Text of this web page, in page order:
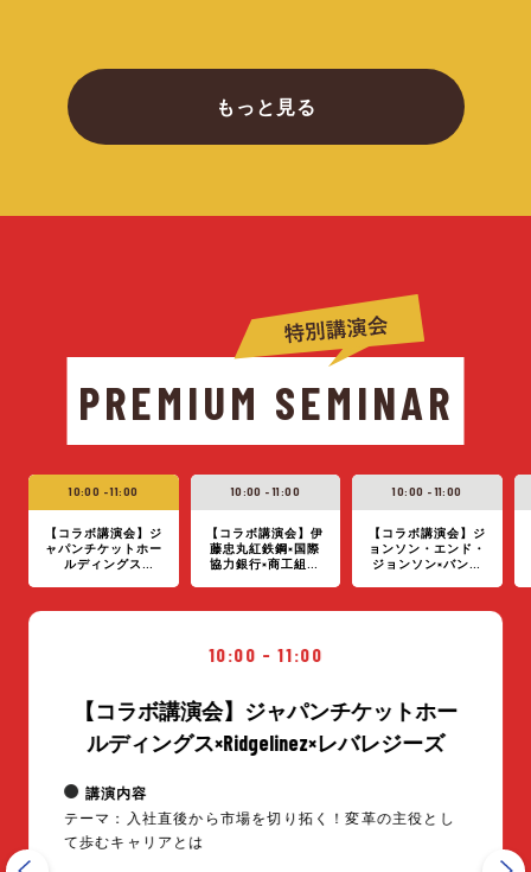
もっと見る
PREMIUM SEMINAR
10:00 - 11:00
【コラボ講演会】ジ
ャパンチケットホー
ルディングス
10:00 - 11:00
【コラボ講演会】伊
藤忠丸紅鉄鋼×国際
協力銀行×商工組合
10:00 - 11:00
【コラボ講演会】ジ
ョンソン・エンド・
ジョンソン×バンダ
イントグループ
10:00 - 11:00
【コラボ講演会】ジャパンチケットホー
ルディングス×Ridgelinez×レバレジーズ
講演内容
テーマ：入社直後から市場を切り拓く！変革の主役とし
て歩むキャリアとは